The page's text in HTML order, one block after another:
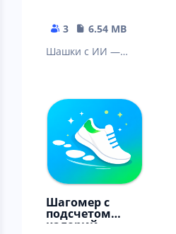
3
6.54 MB
Шашки с ИИ —
мастерство!
Шагомер с
подсчетом
калорий